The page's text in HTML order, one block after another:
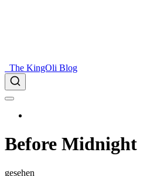
The KingOli Blog
Before Midnight
gesehen